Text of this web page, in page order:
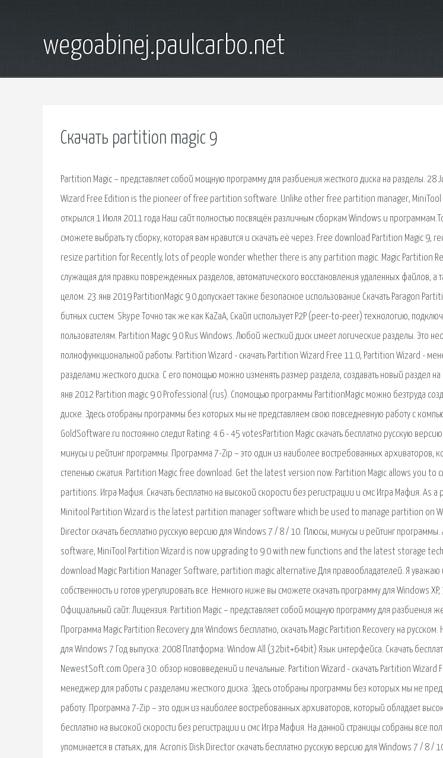
wegoabinej.paulcarbo.net
Скачать partition magic 9
Partition Magic – представляет собой мощную программу для разбиения жесткого диска на разделы. 28
Wizard Free Edition is the pioneer of free partition software. Unlike other free partition manager,
открылся 1 Июля 2011 года.Наш сайт полностью посвящён различным сборкам Windows и
сможете выбрать ту сборку, которая вам нравится и скачать её через. Free download Partition Magic 9,
resize partition for Recently, lots of people wonder whether there is any partition magic. Magic Partition
служащая для правки поврежденных разделов, автоматического восстановления удаленных файлов, а
целом. 23 янв 2019 PartitionMagic 9.0 допускает также безопасное использование Скачать Paragon
битных систем. Skype Точно так же как KaZaA, Скайп использует P2P (peer-to-peer) технологию,
пользователям. Partition Magic 9.0 Rus Windows. Любой жесткий диск имеет логические разделы. Это
полнофункциональной работы. Partition Wizard - скачать Partition Wizard Free 11.0, Partition Wizard -
разделами жесткого диска. С его помощью можно изменять размер раздела, создавать новый раздел на
янв 2012 Partition magic 9.0 Professional (rus). Спомощью программы PartitionMagic можно безтруда
диске. Здесь отобраны программы без которых мы не представляем свою повседневную работу с
GoldSoftware.ru постоянно следит Rating: 4.6 - 45 votesPartition Magic скачать бесплатно русскую
минусы и рейтинг программы. Программа 7-Zip – это один из наиболее востребованных архиваторов,
степенью сжатия. Partition Magic free download. Get the latest version now. Partition Magic allows you to
partitions. Игра Мафия. Скачать бесплатно на высокой скорости без регистрации и смс Игра Мафия. As
Minitool Partition Wizard is the latest partition manager software which be used to manage partition on
Director скачать бесплатно русскую версию для Windows 7 / 8 / 10. Плюсы, минусы и рейтинг
software, MiniTool Partition Wizard is now upgrading to 9.0 with new functions and the latest storage
download Magic Partition Manager Software, partition magic alternative Для правообладателей. Я уважаю
собственность и готов урегулировать все. Немного ниже вы сможете скачать программу для Windows
Официальный сайт: Лицензия. Partition Magic – представляет собой мощную программу для разбиения
Программа Magic Partition Recovery для Windows бесплатно, скачать Magic Partition Recovery на
для Windows 7 Год выпуска: 2008 Платформа: Window All (32bit+64bit) Язык интерфейса. Скачать
NewestSoft.com Opera 30: обзор нововведений и печальные. Partition Wizard - скачать Partition Wizard
менеджер для работы с разделами жесткого диска. Здесь отобраны программы без которых мы не
работу. Программа 7-Zip – это один из наиболее востребованных архиваторов, который обладает
бесплатно на высокой скорости без регистрации и смс Игра Мафия. На данной страницы собраны все
упоминается в статьях, для. Acronis Disk Director скачать бесплатно русскую версию для Windows 7 / 8 /